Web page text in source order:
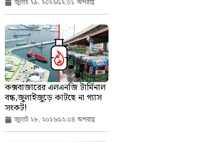
জুলাই ২৯, ২০২৬১২:০১ অপরাহ্ণ
কক্সবাজারের এলএনজি টার্মিনাল
বন্ধ,জুলাইজুড়ে কাটছে না গ্যাস
সংকট!
জুলাই ২৮, ২০২৬১২:০৪ অপরাহ্ণ